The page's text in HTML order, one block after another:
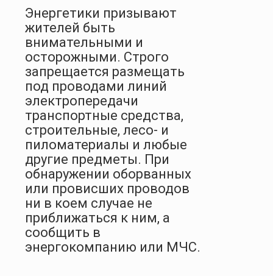
Энергетики призывают
жителей быть
внимательными и
осторожными. Строго
запрещается размещать
под проводами линий
электропередачи
транспортные средства,
строительные, лесо- и
пиломатериалы и любые
другие предметы. При
обнаружении оборванных
или провисших проводов
ни в коем случае не
приближаться к ним, а
сообщить в
энергокомпанию или МЧС.